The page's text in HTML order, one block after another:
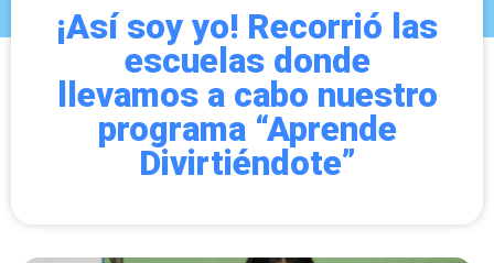
¡Así soy yo! Recorrió las
escuelas donde
llevamos a cabo nuestro
programa “Aprende
Divirtiéndote”